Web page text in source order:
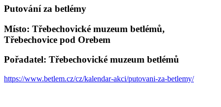
Putování za betlémy
Místo: Třebechovické muzeum betlémů,
Třebechovice pod Orebem
Pořadatel: Třebechovické muzeum betlémů
https://www.betlem.cz/cz/kalendar-akci/putovani-za-betlemy/